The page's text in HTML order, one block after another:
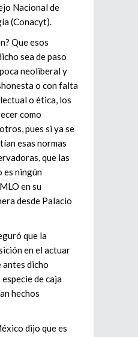
Nacional de
(Conacyt).
Que esos
sea de paso
neoliberal y
o con falta
o ética, los
como
pues si ya se
esas normas
que las
es ningún
en su
desde Palacio
que la
en el actuar
antes dicho
de caja
hechos
dijo que es